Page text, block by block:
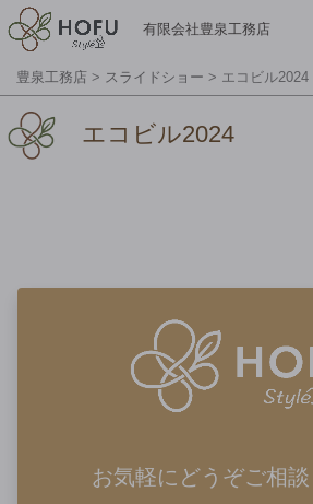
有限会社豊泉工務店
豊泉工務店 > スライドショー > エコビル2024
エコビル2024
お気軽にどうぞご相